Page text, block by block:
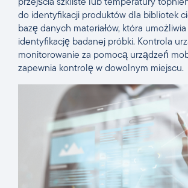
przejścia szkliste lub temperatury
do identyfikacji produktów dla bibliotek
bazę danych materiałów, która
identyfikację badanej próbki. Kontrola
monitorowanie za pomocą urządzeń
zapewnia kontrolę w dowolnym miejscu.